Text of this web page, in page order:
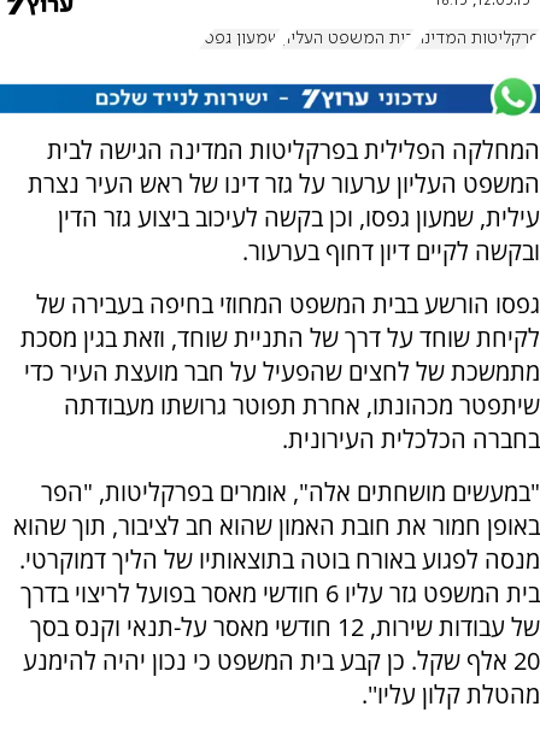
פרקליטות המדינה בית המשפט העליון שמעון גפסו
המחלקה הפלילית בפרקליטות המדינה הגישה לבית
המשפט העליון ערעור על גזר דינו של ראש העיר נצרת
עילית, שמעון גפסו, וכן בקשה לעיכוב ביצוע גזר הדין
ובקשה לקיים דיון דחוף בערעור.
גפסו הורשע בבית המשפט המחוזי בחיפה בעבירה של
לקיחת שוחד על דרך של התניית שוחד, וזאת בגין מסכת
מתמשכת של לחצים שהפעיל על חבר מועצת העיר כדי
שיתפטר מכהונתו, אחרת תפוטר גרושתו מעבודתה
בחברה הכלכלית העירונית.
"במעשים מושחתים אלה", אומרים בפרקליטות, "הפר
באופן חמור את חובת האמון שהוא חב לציבור, תוך שהוא
מנסה לפגוע באורח בוטה בתוצאותיו של הליך דמוקרטי.
בית המשפט גזר עליו 6 חודשי מאסר בפועל לריצוי בדרך
של עבודות שירות, 12 חודשי מאסר על-תנאי וקנס בסך
20 אלף שקל. כן קבע בית המשפט כי נכון יהיה להימנע
מהטלת קלון עליו''.